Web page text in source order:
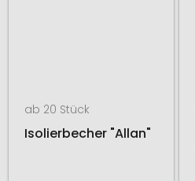
ab 20 Stück
Isolierbecher "Allan"